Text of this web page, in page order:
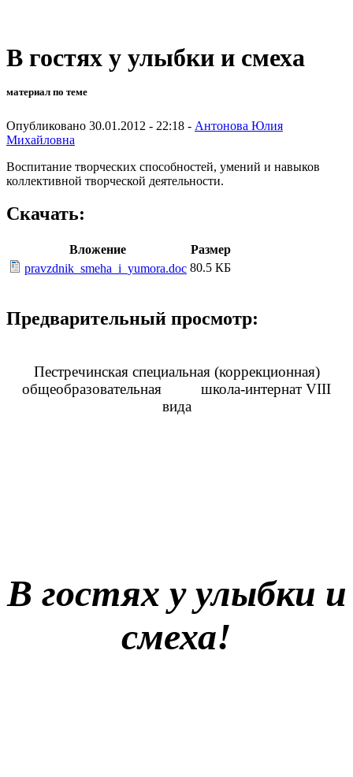
В гостях у улыбки и смеха
материал по теме
Опубликовано 30.01.2012 - 22:18 - Антонова Юлия
Михайловна
Воспитание творческих способностей, умений и навыков
коллективной творческой деятельности.
Скачать:
Вложение
Размер
pravzdnik_smeha_i_yumora.doc 80.5 КБ
Предварительный просмотр:
Пестречинская специальная (коррекционная)
общеобразовательная школа-интернат VIII
вида
В гостях у улыбки и
смеха!